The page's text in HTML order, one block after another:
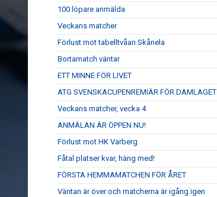
100 löpare anmälda
Veckans matcher
Förlust mot tabelltvåan Skånela
Bortamatch väntar
ETT MINNE FÖR LIVET
ATG SVENSKACUPENREMIÄR FÖR DAMLAGET
Veckans matcher, vecka 4
ANMÄLAN ÄR ÖPPEN NU!
Förlust mot HK Varberg
Fåtal platser kvar, häng med!
FÖRSTA HEMMAMATCHEN FÖR ÅRET
Väntan är över och matcherna är igång igen